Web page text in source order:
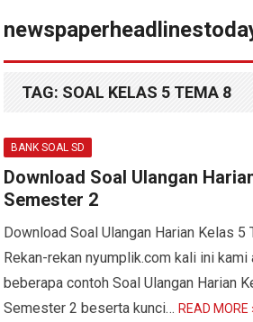
TAG: SOAL KELAS 5 TEMA 8
BANK SOAL SD
Download Soal Ulangan
Semester 2
Download Soal Ulangan Harian Kelas 5
Rekan-rekan nyumplik.com kali ini kami
beberapa contoh Soal Ulangan Harian
Semester 2 beserta kunci…READ MORE